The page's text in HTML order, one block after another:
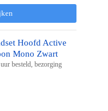
Hoofd Active
Mono Zwart
besteld, bezorging